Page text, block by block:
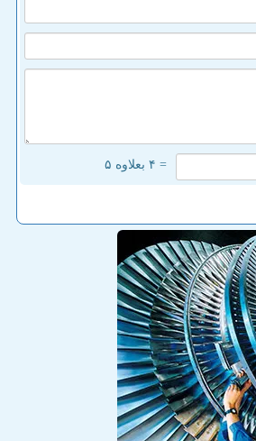
= ۴ بعلاوه ۵